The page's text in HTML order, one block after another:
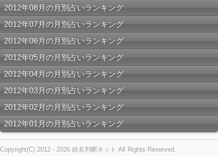
2012年08月の月別占いランキング
2012年07月の月別占いランキング
2012年06月の月別占いランキング
2012年05月の月別占いランキング
2012年04月の月別占いランキング
2012年03月の月別占いランキング
2012年02月の月別占いランキング
2012年01月の月別占いランキング
Copyright(C) 2012 - 2026 姓名判断ネット All Rights Reserved.